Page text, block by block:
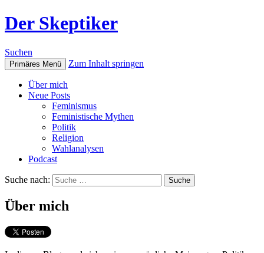
Der Skeptiker
Suchen
Primäres Menü Zum Inhalt springen
Über mich
Neue Posts
Feminismus
Feministische Mythen
Politik
Religion
Wahlanalysen
Podcast
Suche nach:
Über mich